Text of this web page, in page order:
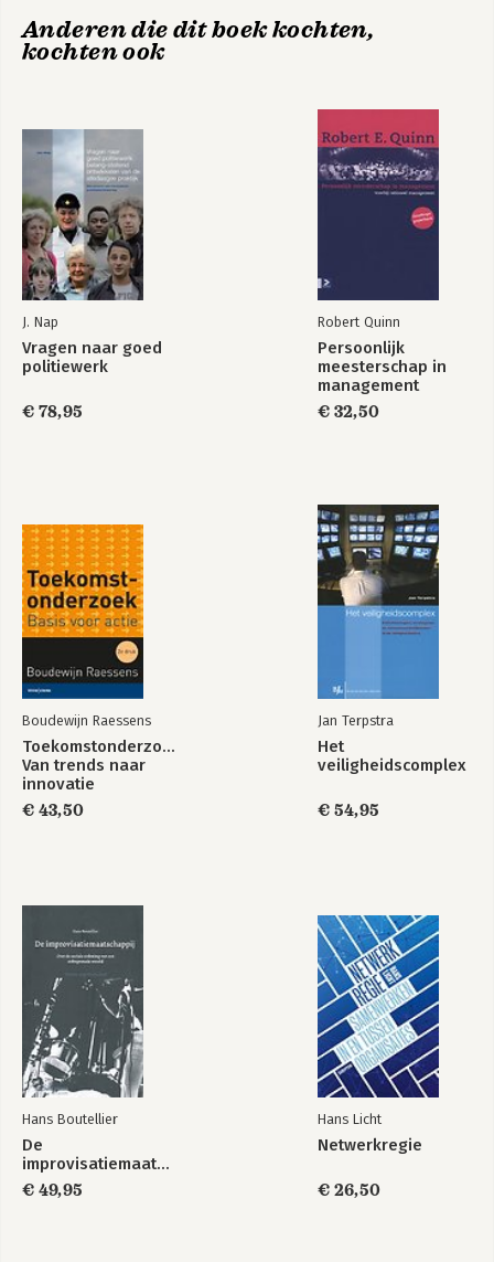
leiderschap
leiderschap
Dienend-
leiderschap
Echte leiders
dienen
Dankwoord
De auteur
Anderen die dit boek kochten,
kochten ook
J. Nap
Vragen naar goed
politiewerk
€ 78,95
Robert Quinn
Persoonlijk
meesterschap in
management
€ 32,50
Boudewijn Raessens
Toekomstonderzoek:
Van trends naar
innovatie
€ 43,50
Jan Terpstra
Het
veiligheidscomplex
€ 54,95
Hans Boutellier
De
improvisatiemaatschappij
€ 49,95
Hans Licht
Netwerkregie
€ 26,50